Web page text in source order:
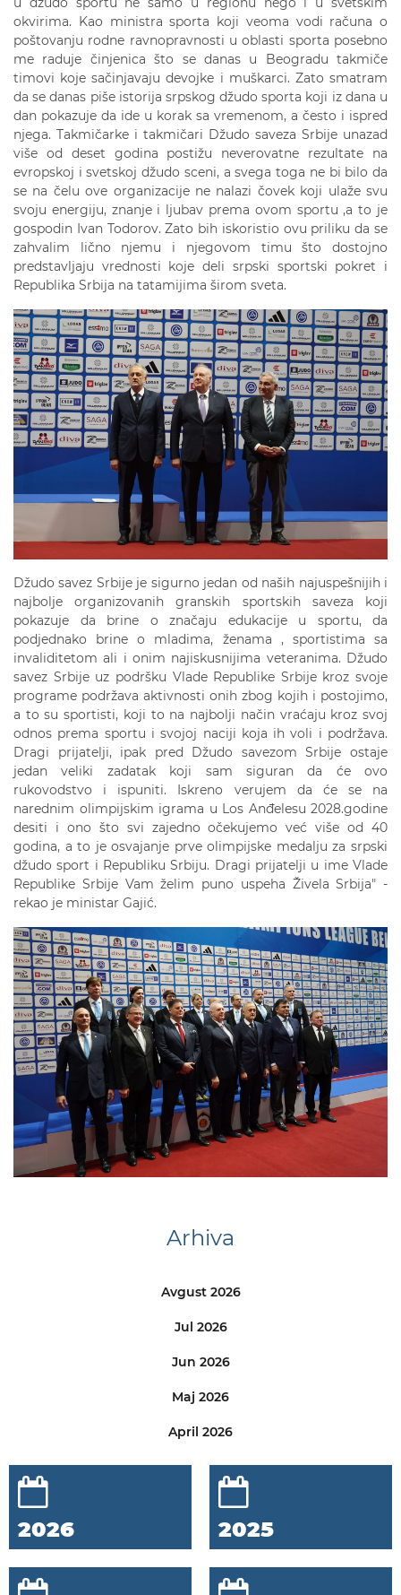
okvirima. Kao ministra sporta koji veoma vodi računa o
poštovanju rodne ravnopravnosti u oblasti sporta posebno
me raduje činjenica što se danas u Beogradu takmiče
timovi koje sačinjavaju devojke i muškarci. Zato smatram
da se danas piše istorija srpskog džudo sporta koji iz dana u
dan pokazuje da ide u korak sa vremenom, a često i ispred
njega. Takmičarke i takmičari Džudo saveza Srbije unazad
više od deset godina postižu neverovatne rezultate na
evropskoj i svetskoj džudo sceni, a svega toga ne bi bilo da
se na čelu ove organizacije ne nalazi čovek koji ulaže svu
svoju energiju, znanje i ljubav prema ovom sportu ,a to je
gospodin Ivan Todorov. Zato bih iskoristio ovu priliku da se
zahvalim lično njemu i njegovom timu što dostojno
predstavljaju vrednosti koje deli srpski sportski pokret i
Republika Srbija na tatamijima širom sveta.
Džudo savez Srbije je sigurno jedan od naših najuspešnijih i
najbolje organizovanih granskih sportskih saveza koji
pokazuje da brine o značaju edukacije u sportu, da
podjednako brine o mladima, ženama , sportistima sa
invaliditetom ali i onim najiskusnijima veteranima. Džudo
savez Srbije uz podršku Vlade Republike Srbije kroz svoje
programe podržava aktivnosti onih zbog kojih i postojimo,
a to su sportisti, koji to na najbolji način vraćaju kroz svoj
odnos prema sportu i svojoj naciji koja ih voli i podržava.
Dragi prijatelji, ipak pred Džudo savezom Srbije ostaje
jedan veliki zadatak koji sam siguran da će ovo
rukovodstvo i ispuniti. Iskreno verujem da će se na
narednim olimpijskim igrama u Los Anđelesu 2028.godine
desiti i ono što svi zajedno očekujemo već više od 40
godina, a to je osvajanje prve olimpijske medalju za srpski
džudo sport i Republiku Srbiju. Dragi prijatelji u ime Vlade
Republike Srbije Vam želim puno uspeha Živela Srbija" -
rekao je ministar Gajić.
Arhiva
Avgust 2026
Jul 2026
Jun 2026
Maj 2026
April 2026
2026 2025